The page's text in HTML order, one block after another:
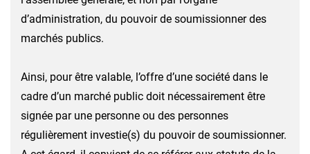
d’administration, du pouvoir de soumissionner des
marchés publics.
Ainsi, pour être valable, l’offre d’une société dans le
cadre d’un marché public doit nécessairement être
signée par une personne ou des personnes
régulièrement investie(s) du pouvoir de soumissionner.